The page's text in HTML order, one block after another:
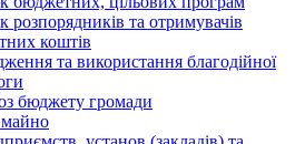
розпорядників та отримувачів
коштів
та використання благодійної
бюджету громади